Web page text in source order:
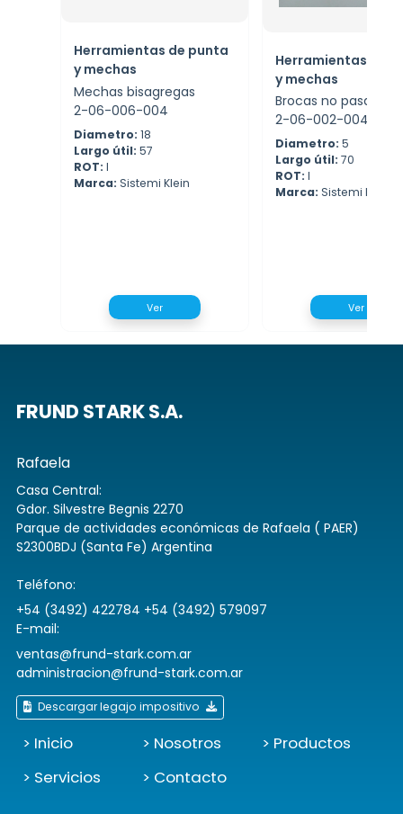
Herramientas de punta
y mechas
Mechas bisagregas
2-06-006-004
Diametro: 18
Largo útil: 57
ROT: I
Marca: Sistemi Klein
Ver
Herramientas de
y mechas
Brocas no pasantes
2-06-002-004
Diametro: 5
Largo útil: 70
ROT: I
Marca: Sistemi Klein
Ver
FRUND STARK S.A.
Rafaela
Casa Central:
Gdor. Silvestre Begnis 2270
Parque de actividades económicas de Rafaela ( PAER)
S2300BDJ (Santa Fe) Argentina
Teléfono:
+54 (3492) 422784 +54 (3492) 579097
E-mail:
ventas@frund-stark.com.ar
administracion@frund-stark.com.ar
Descargar legajo impositivo
> Inicio > Nosotros
> Productos
> Servicios
> Contacto